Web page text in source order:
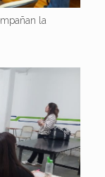
la